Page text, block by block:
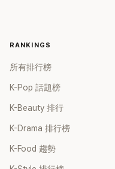
RANKINGS
所有排行榜
K-Pop 話題榜
K-Beauty 排行
K-Drama 排行榜
K-Food 趨勢